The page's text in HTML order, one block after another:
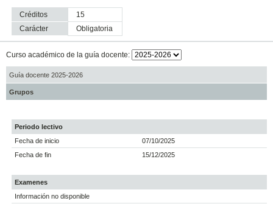
Créditos
15
Carácter
obligatoria
Curso académico de la guía docente:
Guía docente 2025-2026
Grupos
Periodo lectivo
Fecha de inicio
07/10/2025
Fecha de fin
15/12/2025
Examenes
Información no disponible